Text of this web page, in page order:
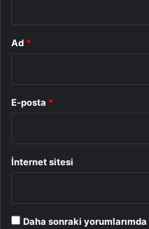
Ad *
E-posta *
İnternet sitesi
Daha sonraki